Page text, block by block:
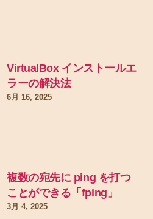
VirtualBox インストールエ
ラーの解決法
6月 16, 2025
複数の宛先に ping を打つ
ことができる「fping」
3月 4, 2025